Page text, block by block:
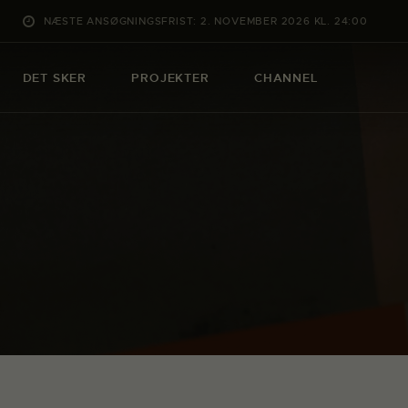
NÆSTE ANSØGNINGSFRIST: 2. NOVEMBER 2026 KL. 24:00
DET SKER PROJEKTER CHANNEL